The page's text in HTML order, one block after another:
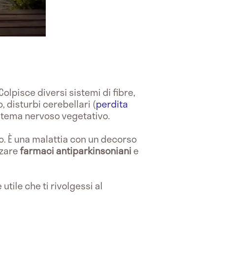
diversi sistemi di fibre,
disturbi cerebellari (perdita
nervoso vegetativo.
È una malattia con un decorso
farmaci antiparkinsonianie
che ti rivolgessi al